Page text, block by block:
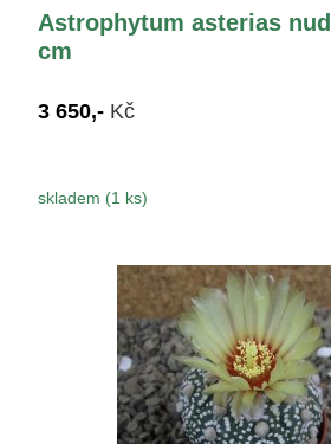
Astrophytum asterias
cm
3 650,- Kč
skladem (1 ks)